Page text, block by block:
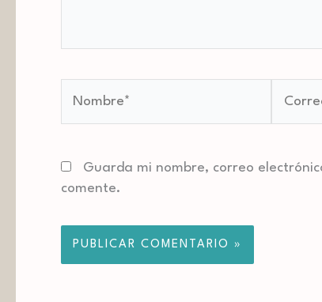
Guarda mi nombre, correo
comente.